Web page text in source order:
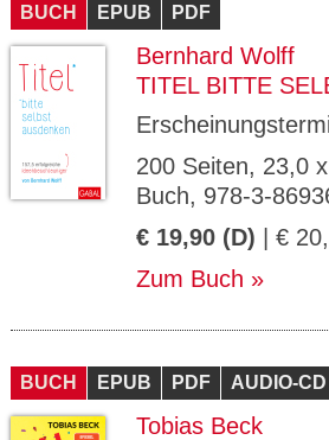
BUCH EPUB PDF
Bernhard Wolff
TITEL BITTE
200 Seiten, 23,0
Buch, 978-3-
€ 19,90 (D) | €
Zum Buch
BUCH EPUB PDF AUDIO-CD
Tobias Beck